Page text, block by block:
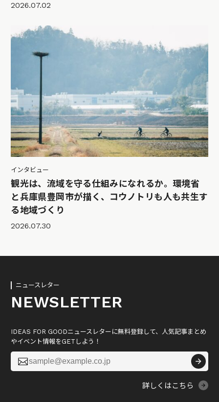
2026.07.02
インタビュー
観光は、流域を守る仕組みになれるか。環境省
と兵庫県豊岡市が描く、コウノトリも人も共生す
る地域づくり
2026.07.30
ニュースレター
NEWSLETTER
IDEAS FOR GOODニュースレターに無料登録して、人気記事まとめ
やイベント情報をGETしよう！

詳しくはこちら